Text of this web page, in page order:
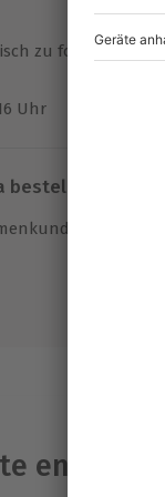
wächst? Mach
Hamburg aus!
zu folgenden
Uhr
Vorteile.
entdecken